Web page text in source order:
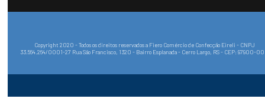
Copyright 2020 - Todos os direitos reservados a Fiero Comércio de Confecção Eireli - CNPJ
33.564.264/0001-27 Rua São Francisco, 1320 - Bairro Esplanada - Cerro Largo, RS - CEP: 97900-